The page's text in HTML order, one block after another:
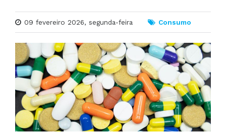
09 fevereiro 2026, segunda-feira Consumo